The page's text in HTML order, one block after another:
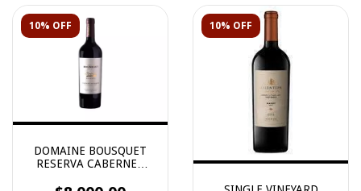
10% OFF
DOMAINE BOUSQUET
RESERVA CABERNET
10% OFF